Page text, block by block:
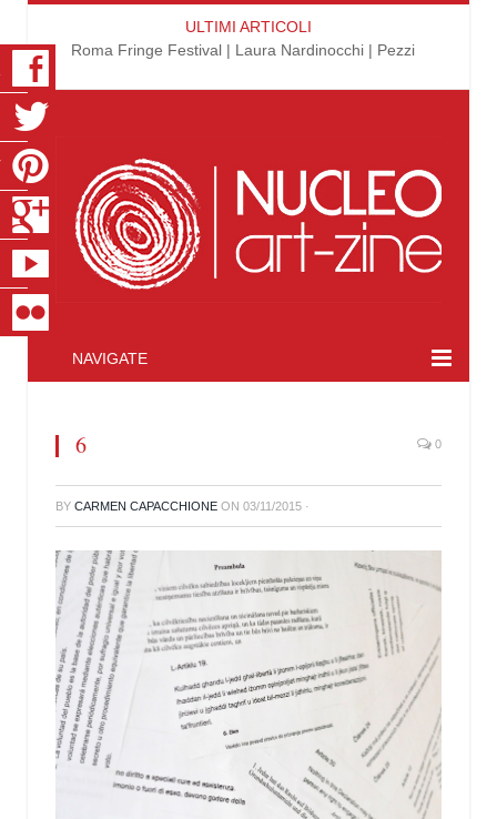
ULTIMI ARTICOLI
Roma Fringe Festival | Laura Nardinocchi | Pezzi
NAVIGATE
6 0
BY CARMEN CAPACCHIONE ON 03/11/2015 ·